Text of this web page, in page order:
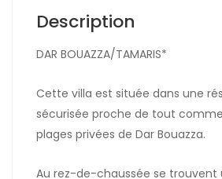
Description
DAR BOUAZZA/TAMARIS*
Cette villa est située dans une
sécurisée proche de tout
plages privées de Dar Bouazza.
Au rez-de-chaussée se trouvent